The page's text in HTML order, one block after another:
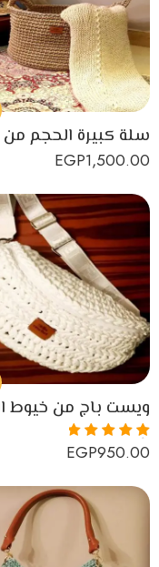
EGP1,500.00
تم التقييمEGP950.00